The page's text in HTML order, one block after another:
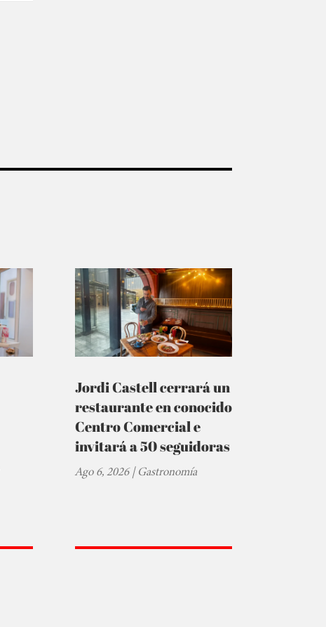
Jordi Castell cerrará un
restaurante en conocido
Centro Comercial e
invitará a 50 seguidoras
Ago 6, 2026|Gastronomía